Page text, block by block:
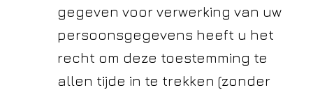
gegeven voor verwerking van uw
persoonsgegevens heeft u het
recht om deze toestemming te
allen tijde in te trekken (zonder